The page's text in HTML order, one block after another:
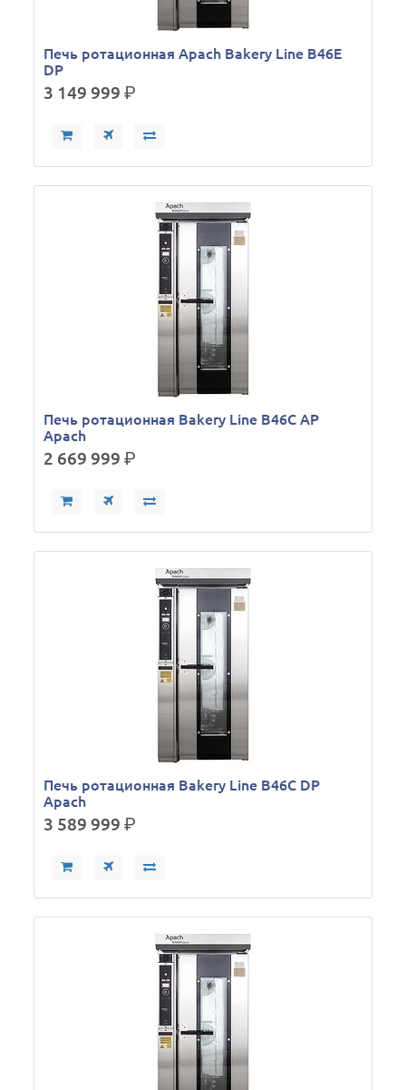
Печь ротационная Apach Bakery Line B46E
DP
3 149 999р.
Печь ротационная Bakery Line B46C AP
Apach
2 669 999р.
Печь ротационная Bakery Line B46C DP
Apach
3 589 999р.